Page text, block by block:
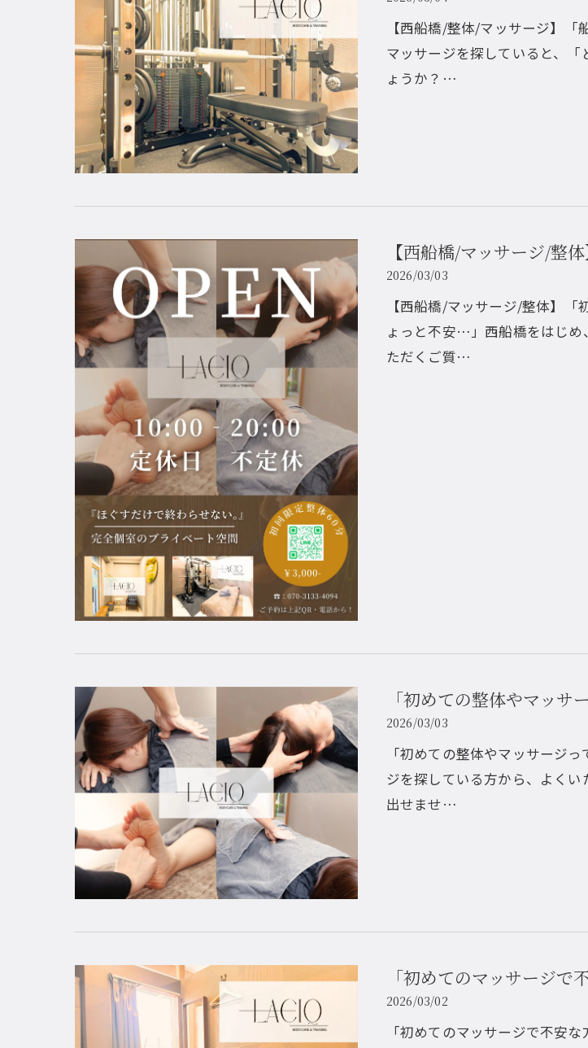
【西船橋/整体/マッサージ】
マッサージを探していると、
ょうか？…
【西船橋/マッサージ/整
2026/03/03
【西船橋/マッサージ/整体】
ょっと不安…」西船橋をはじめ
ただくご質…
「初めての整体やマッサ
2026/03/03
「初めての整体やマッサージ
ジを探している方から、よく
出せませ…
「初めてのマッサージで
2026/03/02
「初めてのマッサージで不安